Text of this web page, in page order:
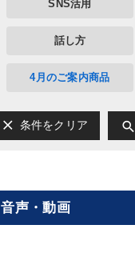
SNS活用
話し方
4月のご案内商品
clear 条件をクリア search
声・動画